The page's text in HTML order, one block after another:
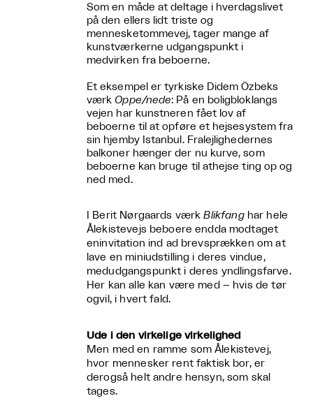
Som en måde at deltage i hverdagslivet
på den ellers lidt triste og
mennesketommevej, tager mange af
kunstværkerne udgangspunkt i
medvirken fra beboerne.
Et eksempel er tyrkiske Didem Özbeks
værkOppe/nede: På en boligbloklangs
vejen har kunstneren fået lov af
beboerne til at opføre et hejsesystem fra
sin hjemby Istanbul. Fralejlighedernes
balkoner hænger der nu kurve, som
beboerne kan bruge til athejse ting op og
ned med.
I Berit Nørgaards værkBlikfanghar hele
Ålekistevejs beboere endda modtaget
eninvitation ind ad brevsprækken om at
lave en miniudstilling i deres vindue,
medudgangspunkt i deres yndlingsfarve.
Her kan alle kan være med – hvis de tør
ogvil, i hvert fald.
Ude i den virkelige virkelighed
Men med en ramme som Ålekistevej,
hvor mennesker rent faktisk bor, er
derogså helt andre hensyn, som skal
tages.